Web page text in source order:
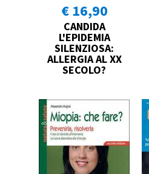
€ 16,90
CANDIDA
L'EPIDEMIA
SILENZIOSA:
ALLERGIA AL XX
SECOLO?